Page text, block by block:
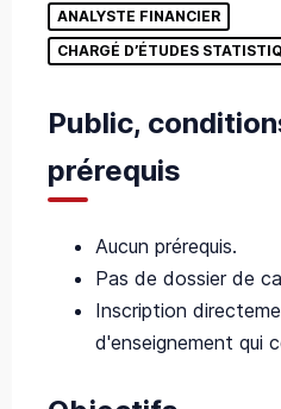
ANALYSTE FINANCIER
CHARGÉ D’ÉTUDES
Public,
prérequis
Aucun prérequis.
Pas de dossier de
Inscription
d'enseignement qui